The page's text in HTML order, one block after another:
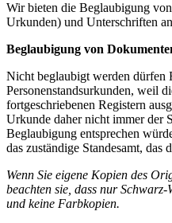
Wir bieten die Beglaubigung
Urkunden) und Unterschriften
Beglaubigung von
Nicht beglaubigt werden dürfen
Personenstandsurkunden, weil
fortgeschriebenen Registern
Urkunde daher nicht immer der
Beglaubigung entsprechen
das zuständige Standesamt, das
Wenn Sie eigene Kopien des
beachten sie, dass nur
und keine Farbkopien.